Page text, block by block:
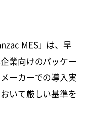
MES」は、早
業向けのパッケー
ーカーでの導入実
いて厳しい基準を